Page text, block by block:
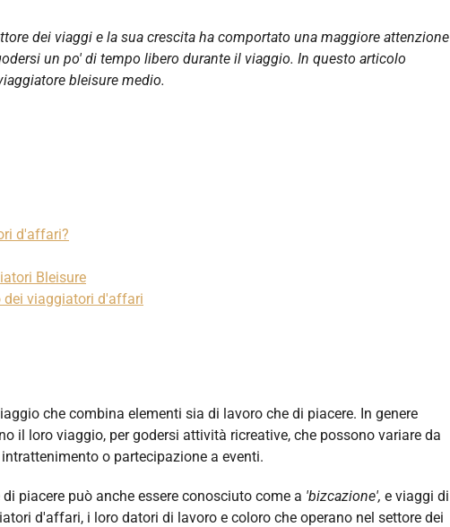
dei viaggi e la sua crescita ha comportato una maggiore attenzione
un po' di tempo libero durante il viaggio. In questo articolo
bleisure medio.
d'affari?
Bleisure
dei viaggiatori d'affari
che combina elementi sia di lavoro che di piacere. In genere
il loro viaggio, per godersi attività ricreative, che possono variare da
o partecipazione a eventi.
piacere può anche essere conosciuto come a 'bizcazione', e viaggi di
d'affari, i loro datori di lavoro e coloro che operano nel settore dei